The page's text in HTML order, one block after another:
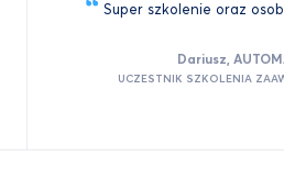
Super szkolenie oraz
Dariusz,
UCZESTNIK SZKOLENIA